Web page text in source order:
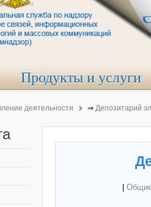
Продукты и услуги
деятельности ⇒ Депозитарий